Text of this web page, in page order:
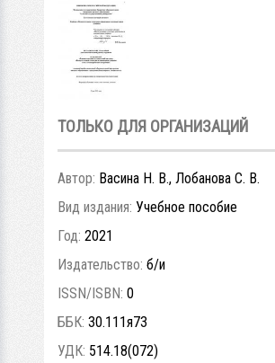
ТОЛЬКО ДЛЯ ОРГАНИЗАЦИЙ
Автор: Васина Н. В., Лобанова С. В.
Вид издания: Учебное пособие
Год: 2021
Издательство: б/и
ISSN/ISBN: 0
ББК: 30.111я73
УДК: 514.18(072)